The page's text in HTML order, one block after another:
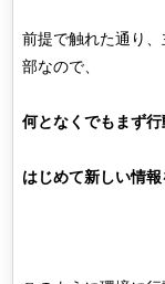
前提で触れた通り
部なので、
何となくでもまず行
はじめて新しい情